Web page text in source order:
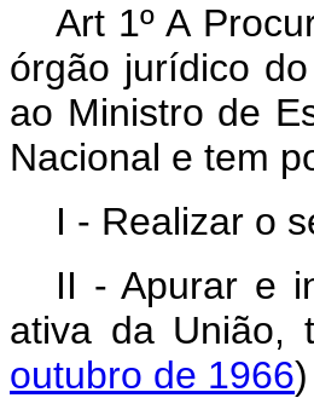
Art 1º A
órgão jurídico
ao Ministro de
Nacional e tem
I - Realizar o
II - Apurar e
ativa da União,
outubro de 1966